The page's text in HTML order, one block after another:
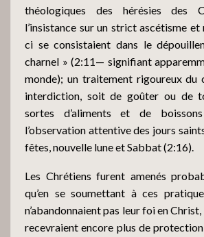
théologiques des hérésies des
l’insistance sur un strict ascétisme
ci se consistaient dans le
charnel » (2:11— signifiant
monde); un traitement rigoureux du
interdiction, soit de goûter ou de
sortes d’aliments et de
l’observation attentive des jours
fêtes, nouvelle lune et Sabbat (2:16).
Les Chrétiens furent amenés
qu’en se soumettant à ces
n’abandonnaient pas leur foi en
recevraient encore plus de protection